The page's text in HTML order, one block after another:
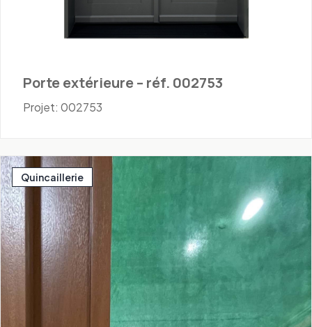
Porte extérieure – réf. 002753
Projet: 002753
Quincaillerie